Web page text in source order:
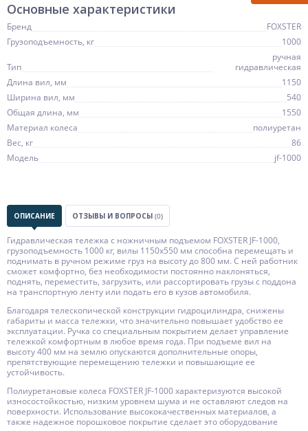
Основные характеристики
Бренд
FOXSTER
Грузоподъемность, кг
1000
Тип
ручная
гидравлическая
Длина вил, мм
1150
Ширина вил, мм
540
Общая длина, мм
1550
Материал колеса
полиуретан
Вес, кг
86
Модель
jf-1000
ОПИСАНИЕ ОТЗЫВЫ И ВОПРОСЫ (0)
Гидравлическая тележка с ножничным подъемом FOXSTER JF-1000,
грузоподъемность 1000 кг, вилы 1150x550 мм способна перемещать и
поднимать в ручном режиме груз на высоту до 800 мм. С ней работник
сможет комфортно, без необходимости постоянно наклоняться,
поднять, переместить, загрузить, или рассортировать грузы с поддона
на транспортную ленту или подать его в кузов автомобиля.
Благодаря телескопической конструкции гидроцилиндра, снижены
габариты и масса тележки, что значительно повышает удобство ее
эксплуатации. Ручка со специальным покрытием делает управление
тележкой комфортным в любое время года. При подъеме вил на
высоту 400 мм на землю опускаются дополнительные опоры,
препятствующие перемещению тележки и повышающие ее
устойчивость.
Полиуретановые колеса FOXSTER JF-1000 характеризуются высокой
износостойкостью, низким уровнем шума и не оставляют следов на
поверхности. Использование высококачественных материалов, а
также надежное порошковое покрытие сделает это оборудование